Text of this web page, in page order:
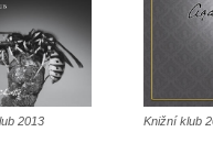
2013 Knižní klub